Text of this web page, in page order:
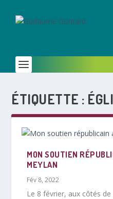
ÉTIQUETTE :
MON SOUTIEN
MEYLAN
Fév 8, 2022
Le 8 février, aux côtés de